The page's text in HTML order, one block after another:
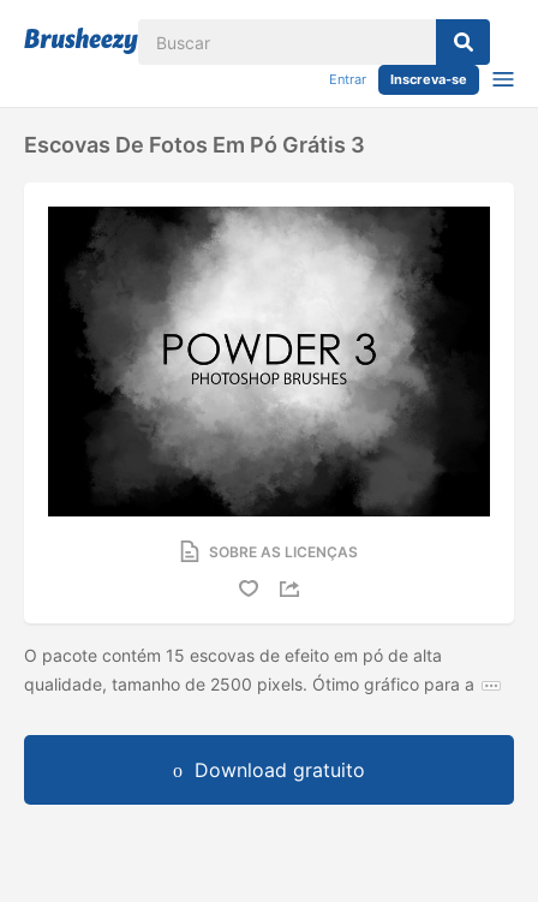
Entrar Inscreva-se
Escovas De Fotos Em Pó Grátis 3
SOBRE AS LICENÇAS
O pacote contém 15 escovas de efeito em pó de alta
qualidade, tamanho de 2500 pixels. Ótimo gráfico para a
Download gratuito